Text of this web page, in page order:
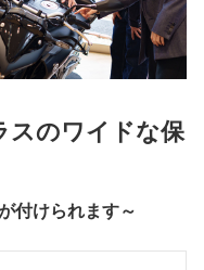
スのワイドな保
付けられます～